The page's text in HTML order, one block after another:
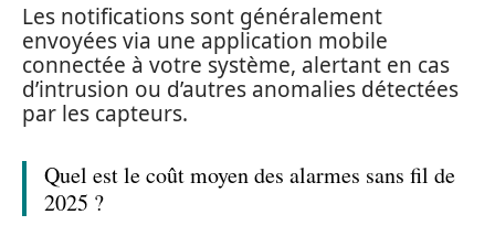
Les notifications sont généralement
envoyées via une application mobile
connectée à votre système, alertant en cas
d’intrusion ou d’autres anomalies détectées
par les capteurs.
Quel est le coût moyen des alarmes sans fil de
2025 ?